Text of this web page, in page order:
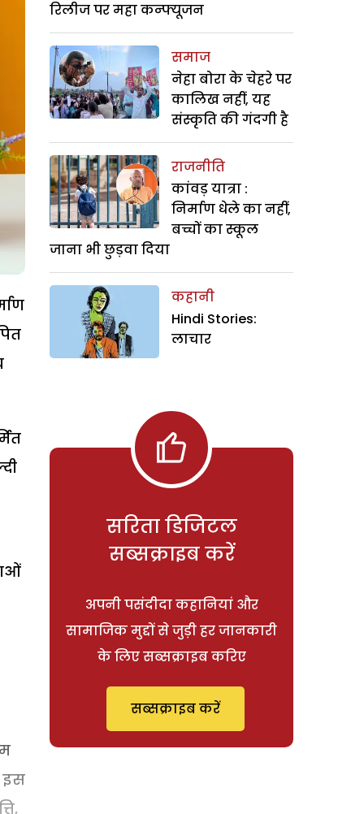
इस
रिलीज पर महा कन्फ्यूजन
समाज
नेहा बोरा के चेहरे पर
कालिख नहीं, यह
संस्कृति की गंदगी है
राजनीति
कांवड़ यात्रा :
निर्माण धेले का नहीं,
बच्चों का स्कूल
जाना भी छुड़वा दिया
कहानी
Hindi Stories:
लाचार
सरिता डिजिटल
सब्सक्राइब करें
अपनी पसंदीदा कहानियां और
सामाजिक मुद्दों से जुड़ी हर जानकारी
के लिए सब्सक्राइब करिए
सब्सक्राइब करें